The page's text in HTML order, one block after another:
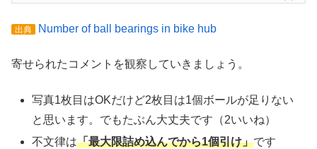
出典 Number of ball bearings in bike hub
寄せられたコメントを観察していきましょう。
写真1枚目はOKだけど2枚目は1個ボールが足りない
と思います。でもたぶん大丈夫です（2いいね）
不文律は「最大限詰め込んでから1個引け」です